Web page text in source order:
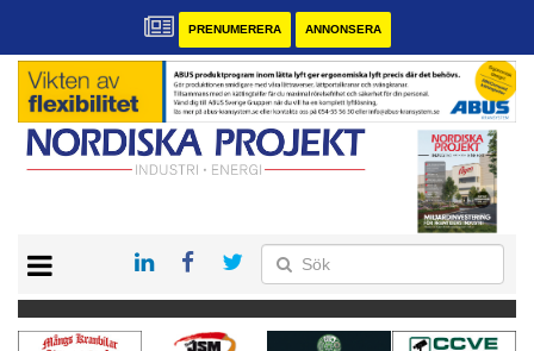
PRENUMERERA ANNONSERA
KONTAKT